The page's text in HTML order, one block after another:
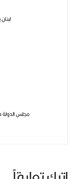
مجلس الدولة